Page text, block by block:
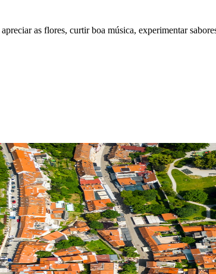
as flores, curtir boa música, experimentar